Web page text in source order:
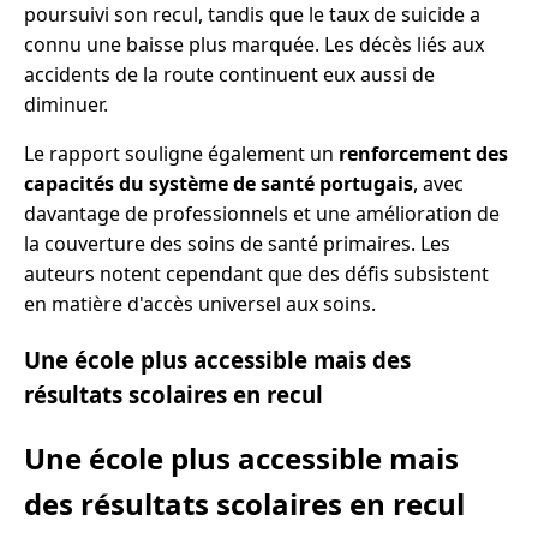
poursuivi son recul, tandis que le taux de suicide a
connu une baisse plus marquée. Les décès liés aux
accidents de la route continuent eux aussi de
diminuer.
Le rapport souligne également un renforcement des
capacités du système de santé portugais, avec
davantage de professionnels et une amélioration de
la couverture des soins de santé primaires. Les
auteurs notent cependant que des défis subsistent
en matière d'accès universel aux soins.
Une école plus accessible mais des
résultats scolaires en recul
Une école plus accessible mais
des résultats scolaires en recul